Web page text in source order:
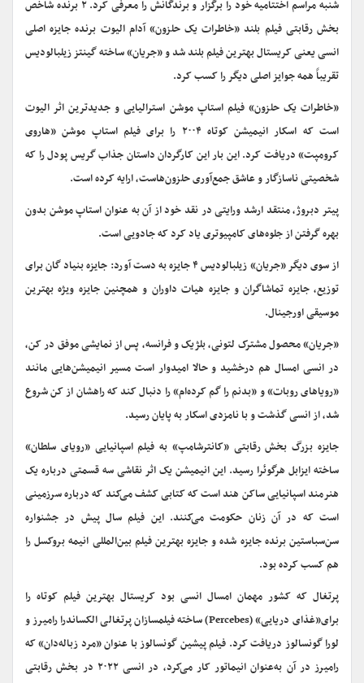
شنبه مراسم اختتامیه خود را برگزار و برندگانش را معرفی کرد. ۲ برنده شاخص
بخش رقابتی فیلم بلند «خاطرات یک حلزون» آدام الیوت برنده جایزه اصلی
انسی یعنی کریستال بهترین فیلم بلند شد و «جریان» ساخته گینتز زیلبالودیس
تقریباً همه جوایز اصلی دیگر را کسب کرد.
«خاطرات یک حلزون» فیلم استاپ موشن استرالیایی و جدیدترین اثر الیوت
است که اسکار انیمیشن کوتاه ۲۰۰۴ را برای فیلم استاپ موشن «هاروی
کرومپت» دریافت کرد. این بار این کارگردان داستان جذاب گریس پودل را که
شخصیتی ناسازگار و عاشق جمع‌آوری حلزون‌هاست، ارایه کرده است.
پیتر دبروژ، منتقد ارشد ورایتی در نقد خود از آن به عنوان استاپ موشن بدون
بهره گرفتن از جلوه‌های کامپیوتری یاد کرد که جادویی است.
از سوی دیگر «جریان» زیلبالودیس ۴ جایزه به دست آورد: جایزه بنیاد گان برای
توزیع، جایزه تماشاگران و جایزه هیات داوران و همچنین جایزه ویژه بهترین
موسیقی اورجینال.
«جریان» محصول مشترک لتونی، بلژیک و فرانسه، پس از نمایشی موفق در کن،
در انسی امسال هم درخشید و حالا امیدوار است مسیر انیمیشن‌هایی مانند
«رویاهای روبات» و «بدنم را گم کرده‌ام» را دنبال کند که راهشان از کن شروع
شد، از انسی ‌گذشت و با نامزدی اسکار به پایان ‌رسید.
جایزه بزرگ بخش رقابتی «کانترشامپ» به فیلم اسپانیایی «رویای سلطان»
ساخته ایزابل هرگوئرا رسید. این انیمیشن یک اثر نقاشی سه قسمتی درباره یک
هنرمند اسپانیایی ساکن هند است که کتابی کشف می‌کند که درباره سرزمینی
است که در آن زنان حکومت می‌کنند. این فیلم سال پیش در جشنواره
سن‌سباستین برنده جایزه شده و جایزه بهترین فیلم بین‌المللی انیمه بروکسل را
هم کسب کرده بود.
پرتغال که کشور مهمان امسال انسی بود کریستال بهترین فیلم کوتاه را
برای«غذای دریایی» (Percebes) ساخته فیلمسازان پرتغالی الکساندرا رامیرز و
لورا گونسالوز دریافت کرد. فیلم پیشین گونسالوز با عنوان «مرد زباله‌دان» که
رامیرز در آن به‌عنوان انیماتور کار می‌کرد، در انسی ۲۰۲۲ در بخش رقابتی